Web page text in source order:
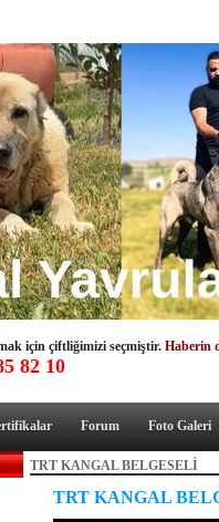
için çiftliğimizi seçmiştir. Haberin
82 10
Forum Foto Galeri
TRT KANGAL BELGESELİ
TRT KANGAL